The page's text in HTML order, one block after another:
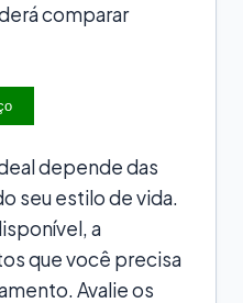
comparar
depende das
seu estilo de vida.
a
que você precisa
Avalie os